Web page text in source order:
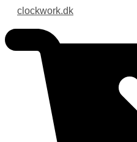
clockwork.dk